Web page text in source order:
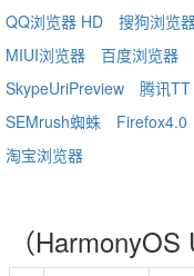
QQ浏览器 HD
搜狗浏览
MIUI浏览器
百度浏览器
SkypeUriPreview
腾讯TT
SEMrush蜘蛛
Firefox4.0
淘宝浏览器
（